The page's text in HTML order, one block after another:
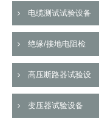
电缆测试试验设备
绝缘/接地电阻检
高压断路器试验设
变压器试验设备